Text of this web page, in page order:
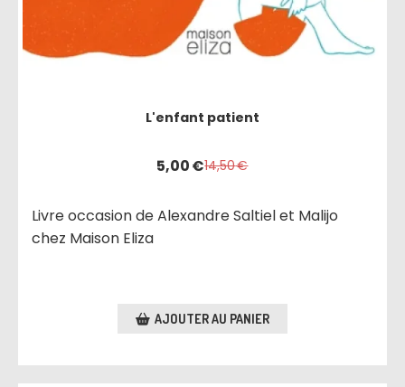
L'enfant patient
5,00€14,50€
Livre occasion de Alexandre Saltiel et Malijo
chez Maison Eliza
AJOUTER AU PANIER